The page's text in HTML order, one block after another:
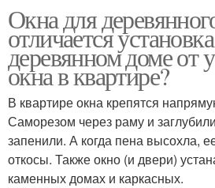
Окна для
отличается
деревянном доме от
окна в квартире?
В квартире окна крепятся
Саморезом через раму и
запенили. А когда пена высохла,
откосы. Также окно (и двери)
каменных домах и каркасных.